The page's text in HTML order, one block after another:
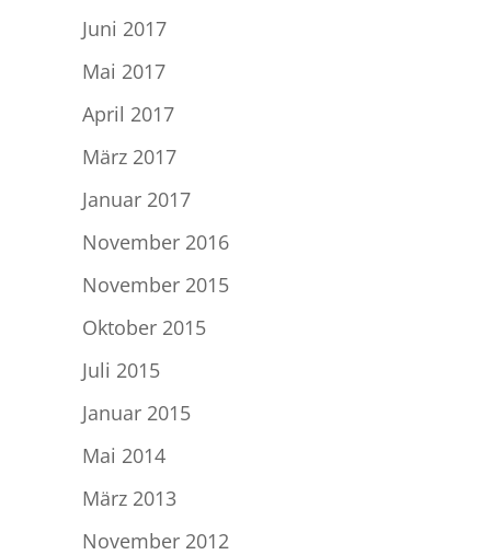
Juni 2017
Mai 2017
April 2017
März 2017
Januar 2017
November 2016
November 2015
Oktober 2015
Juli 2015
Januar 2015
Mai 2014
März 2013
November 2012